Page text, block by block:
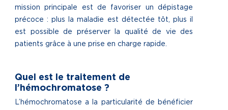
mission principale est de favoriser un dépistage
précoce : plus la maladie est détectée tôt, plus il
est possible de préserver la qualité de vie des
patients grâce à une prise en charge rapide.
Quel est le traitement de
l’hémochromatose ?
L’hémochromatose a la particularité de bénéficier